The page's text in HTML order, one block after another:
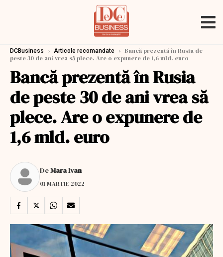
DCBusiness › Articole recomandate › Bancă prezentă în Rusia de
peste 30 de ani vrea să plece. Are o expunere de 1,6 mld. euro
Bancă prezentă în Rusia
de peste 30 de ani vrea să
plece. Are o expunere de
1,6 mld. euro
DeMara Ivan
01 MARTIE 2022